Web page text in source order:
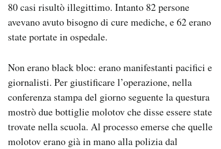
80 casi risultò illegittimo. Intanto 82 persone
avevano avuto bisogno di cure mediche, e 62 erano
state portate in ospedale.
Non erano black bloc: erano manifestanti pacifici e
giornalisti. Per giustificare l’operazione, nella
conferenza stampa del giorno seguente la questura
mostrò due bottiglie molotov che disse essere state
trovate nella scuola. Al processo emerse che quelle
molotov erano già in mano alla polizia dal